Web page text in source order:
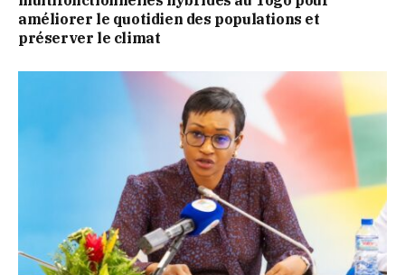
améliorer le quotidien des populations et
préserver le climat